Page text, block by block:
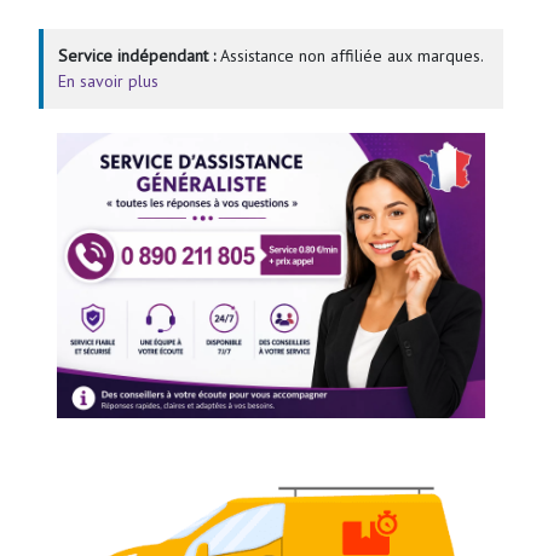
Service indépendant :Assistance non affiliée aux marques.
En savoir plus